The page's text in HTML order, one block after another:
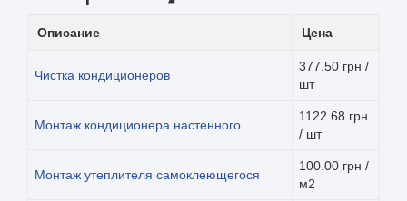
Описание Цена
Чистка кондиционеров
377.50 грн /
шт
Монтаж кондиционера настенного
1122.68 грн
/ шт
Монтаж утеплителя самоклеющегося
100.00 грн /
м2